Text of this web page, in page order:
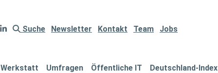
Suche Newsletter Kontakt Team Jobs
Werkstatt Umfragen Öffentliche IT Deutschland-Index